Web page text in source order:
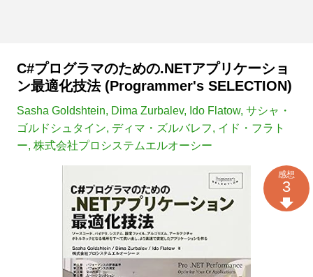
C#プログラマのための.NETアプリケーショ
ン最適化技法 (Programmer's SELECTION)
Sasha Goldshtein, Dima Zurbalev, Ido Flatow, サシャ・
ゴルドシュタイン, ディマ・ズルバレフ, イド・フラト
ー, 株式会社プロシステムエルオーシー
感想
3